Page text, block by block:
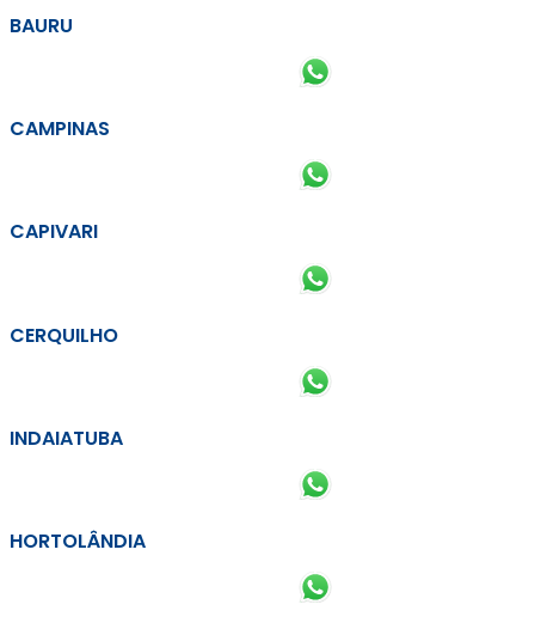
BAURU
CAMPINAS
CAPIVARI
CERQUILHO
INDAIATUBA
HORTOLÂNDIA